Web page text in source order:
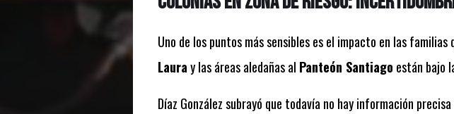
Uno de los puntos más sensibles es el impacto en las
Lauray las áreas aledañas al Panteón Santiago están bajo
Díaz González subrayó que todavía no hay información